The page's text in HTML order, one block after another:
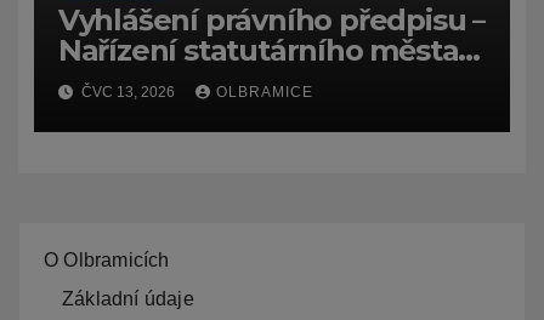
Vyhlášení právního předpisu –
Nařízení statutárního města
Ostravy, o záměru zadat
zpracování lesních
hospodářských budov
ČVC 13, 2026 OLBRAMICE
O Olbramicích
Základní údaje